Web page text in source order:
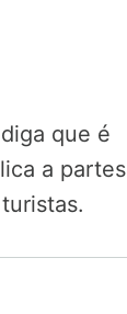
que é
a partes